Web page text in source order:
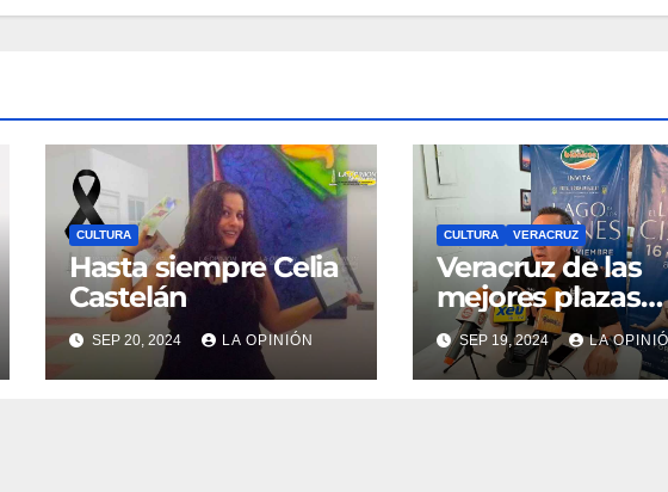
CULTURA
Hasta siempre Celia
Castelán
SEP 20, 2024 LA OPINIÓN
CULTURA VERACRUZ
Veracruz de las
mejores plazas
culturales por
regresa el Lago
los Cisnes del
SEP 19, 2024 LA